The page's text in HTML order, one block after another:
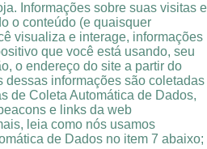
Informações sobre suas visitas e
o conteúdo (e quaisquer
visualiza e interage, informações
que você está usando, seu
o endereço do site a partir do
dessas informações são coletadas
de Coleta Automática de Dados,
e links da web
leia como nós usamos
de Dados no item 7 abaixo;